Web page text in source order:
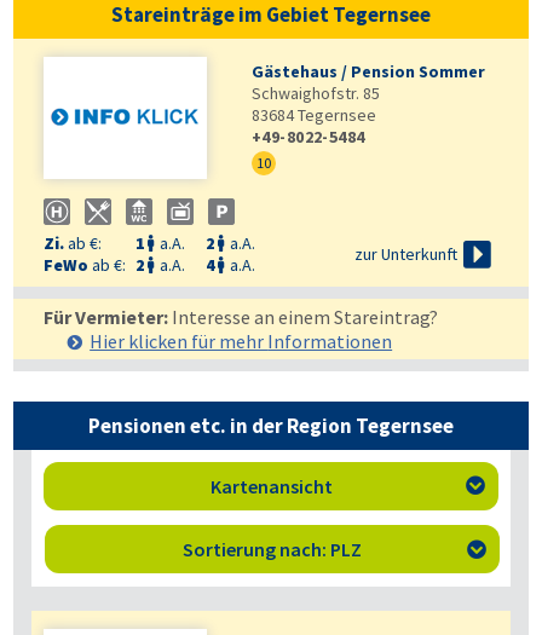
Stareinträge im Gebiet Tegernsee
Gästehaus / Pension Sommer
Schwaighofstr. 85
83684Tegernsee
+49-8022-5484
10
Zi.ab €: 1  a.A. 2  a.A.
FeWo ab €: 2  a.A. 4 a.A.
zur Unterkunft 
Für Vermieter: Interesse an einem Stareintrag?
Hier klicken für mehr Informationen
Pensionen etc. in der Region Tegernsee
Kartenansicht 
Sortierung nach: PLZ 